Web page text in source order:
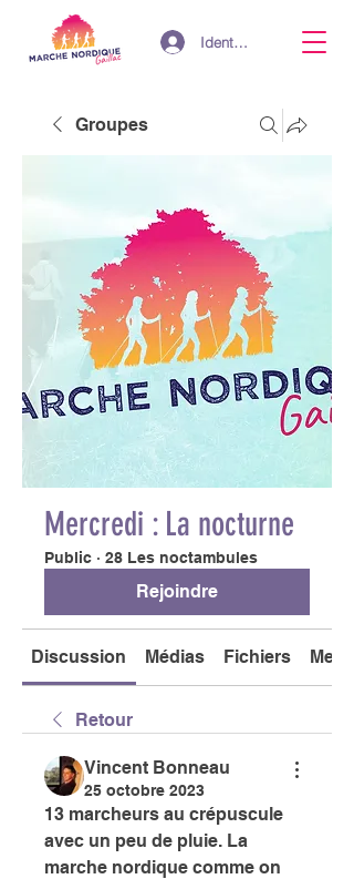
Identifiant
Groupes
Mercredi : La nocturne
Public · 28 Les noctambules
Rejoindre
Discussion Médias Fichiers
Retour
Vincent Bonneau
25 octobre 2023
13 marcheurs au crépuscule
avec un peu de pluie. La
marche nordique comme on